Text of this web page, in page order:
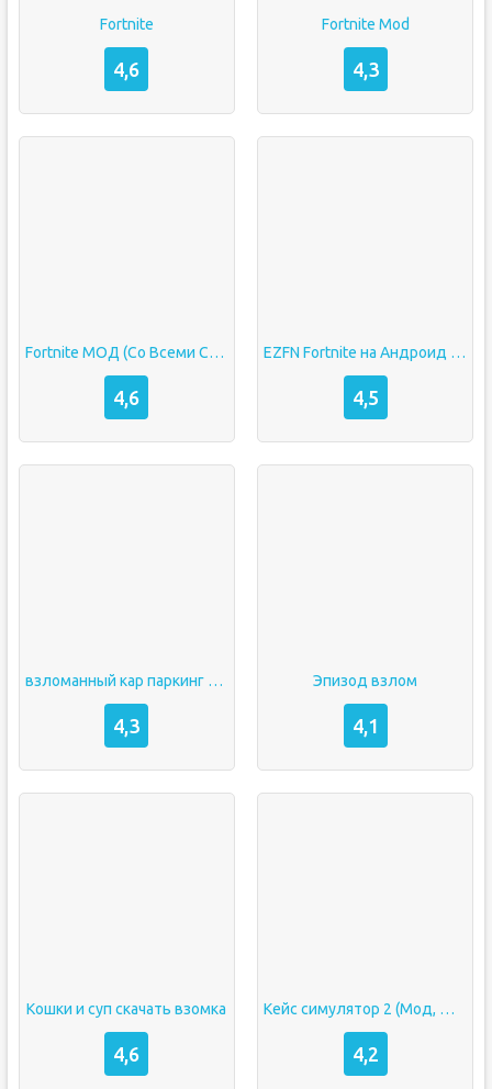
Fortnite
4,6
Fortnite Mod
4,3
Fortnite МОД (Со Всеми Скинами и Голдой)
4,6
EZFN Fortnite на Андроид (Приватный Сервер)
4,5
взломанный кар паркинг мультиплеер
4,3
Эпизод взлом
4,1
Кошки и суп скачать взомка
4,6
Кейс симулятор 2 (Мод, Много денег)
4,2